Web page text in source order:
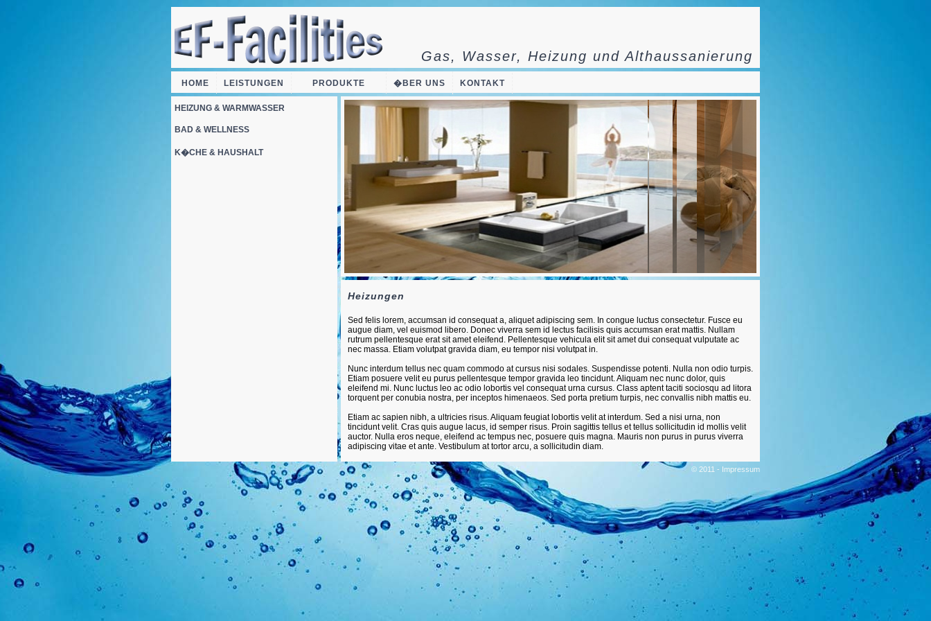
Gas, Wasser, Heizung und Althaussanierung
HOME LEISTUNGEN
     PRODUKTE
�BER UNS KONTAKT
HEIZUNG & WARMWASSER
BAD & WELLNESS
K�CHE & HAUSHALT
Heizungen
Sed felis lorem, accumsan id consequat a, aliquet adipiscing sem. In congue luctus consectetur. Fusce eu
augue diam, vel euismod libero. Donec viverra sem id lectus facilisis quis accumsan erat mattis. Nullam
rutrum pellentesque erat sit amet eleifend. Pellentesque vehicula elit sit amet dui consequat vulputate ac
nec massa. Etiam volutpat gravida diam, eu tempor nisi volutpat in.
Nunc interdum tellus nec quam commodo at cursus nisi sodales. Suspendisse potenti. Nulla non odio turpis.
Etiam posuere velit eu purus pellentesque tempor gravida leo tincidunt. Aliquam nec nunc dolor, quis
eleifend mi. Nunc luctus leo ac odio lobortis vel consequat urna cursus. Class aptent taciti sociosqu ad litora
torquent per conubia nostra, per inceptos himenaeos. Sed porta pretium turpis, nec convallis nibh mattis eu.
Etiam ac sapien nibh, a ultricies risus. Aliquam feugiat lobortis velit at interdum. Sed a nisi urna, non
tincidunt velit. Cras quis augue lacus, id semper risus. Proin sagittis tellus et tellus sollicitudin id mollis velit
auctor. Nulla eros neque, eleifend ac tempus nec, posuere quis magna. Mauris non purus in purus viverra
adipiscing vitae et ante. Vestibulum at tortor arcu, a sollicitudin diam.
© 2011 - Impressum